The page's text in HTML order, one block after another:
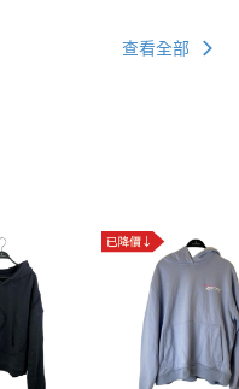
查看全部